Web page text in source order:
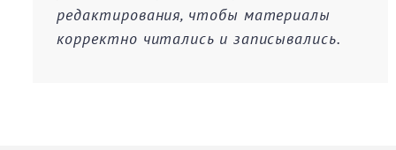
редактирования, чтобы материалы
корректно читались и записывались.